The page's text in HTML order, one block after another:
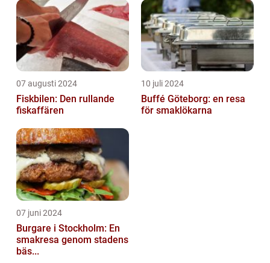
07 augusti 2024
Fiskbilen: Den rullande
fiskaffären
10 juli 2024
Buffé Göteborg: en resa
för smaklökarna
07 juni 2024
Burgare i Stockholm: En
smakresa genom stadens
bäs...